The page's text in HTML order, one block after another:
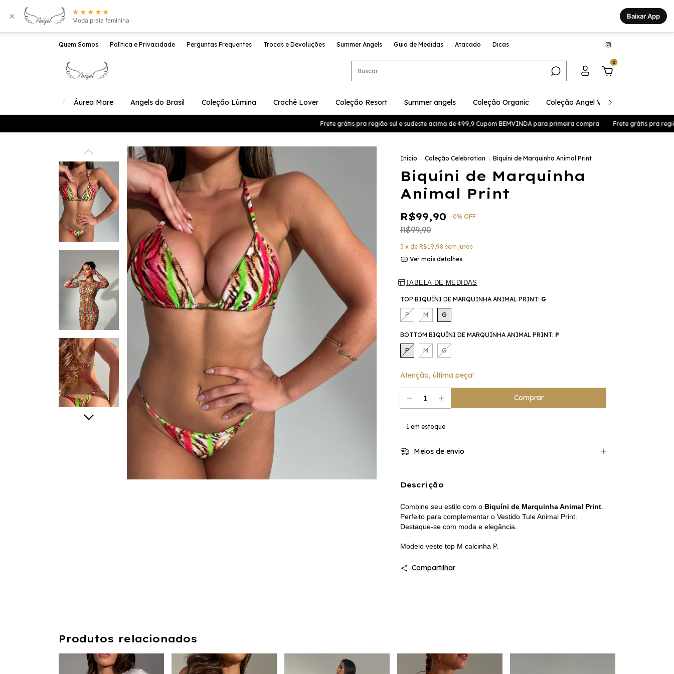
× ★★★★★
Moda praia feminina Baixar App
Quem Somos Política e Privacidade Perguntas Frequentes Trocas e Devoluções Summer Angels Guia de Medidas Atacado Dicas
0
Áurea Mare Angels do Brasil Coleção Lúmina Crochê Lover Coleção Resort Summer angels Coleção Organic Coleção Angel Vibes
Frete grátis pra região sul e sudeste acima de 499,9 Cupom BEMVINDA para primeira compra Frete grátis pra região sul
Início . Coleção Celebration . Biquíni de Marquinha Animal Print
Biquíni de Marquinha
Animal Print
R$99,90 -0% OFF
R$99,90
5 x de R$19,98 sem juros
Ver mais detalhes
TABELA DE MEDIDAS
TOP BIQUÍNI DE MARQUINHA ANIMAL PRINT: G
P M G
BOTTOM BIQUÍNI DE MARQUINHA ANIMAL PRINT: P
P M G
Atenção, última peça!
1em estoque
Meios de envio
Descrição
Combine seu estilo com o Biquíni de Marquinha Animal Print
Perfeito para complementar o Vestido Tule Animal Print.
Destaque-se com moda e elegância.
Modelo veste top M calcinha P.
Compartilhar
Produtos relacionados